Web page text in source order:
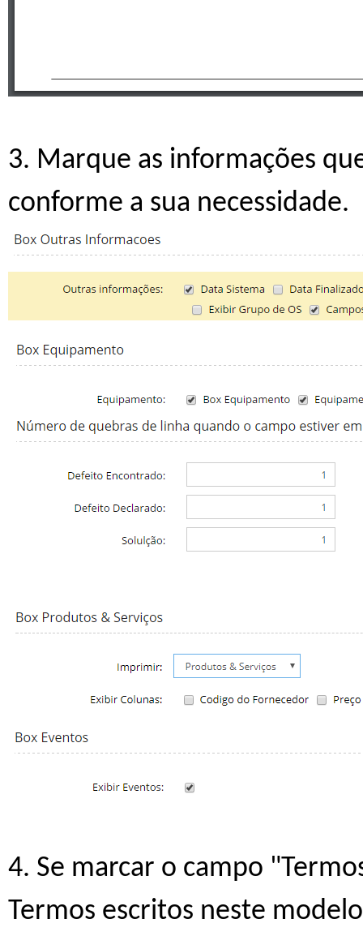
3. Marque as informações
conforme a sua necessidade.
4. Se marcar o campo
Termos escritos neste